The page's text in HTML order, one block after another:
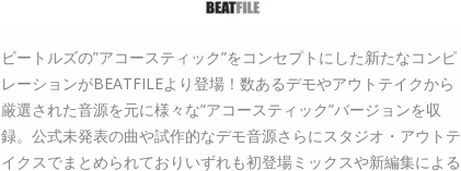
ビートルズの”アコースティック”をコンセプトにした新たなコンピ
レーションがBEATFILEより登場！数あるデモやアウトテイクから
厳選された音源を元に様々な”アコースティック”バージョンを収
録。公式未発表の曲や試作的なデモ音源さらにスタジオ・アウトテ
イクスでまとめられておりいずれも初登場ミックスや新編集による